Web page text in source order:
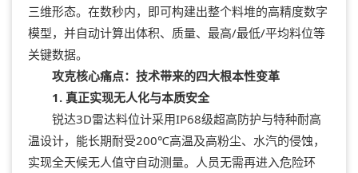
三维形态。在数秒内，即可构建出整个料堆的高精度数字
模型，并自动计算出体积、质量、最高/最低/平均料位等
关键数据。
攻克核心痛点：技术带来的四大根本性变革
1. 真正实现无人化与本质安全
锐达3D雷达料位计采用IP68级超高防护与特种耐高
温设计，能长期耐受200℃高温及高粉尘、水汽的侵蚀，
实现全天候无人值守自动测量。人员无需再进入危险环